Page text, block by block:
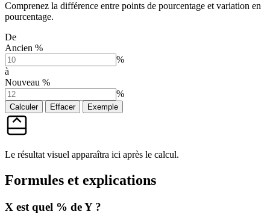
Comprenez la différence entre points de pourcentage et variation en
pourcentage.
De
Ancien %
%
à
Nouveau %
%
Calculer Effacer Exemple
Le résultat visuel apparaîtra ici après le calcul.
Formules et explications
X est quel % de Y ?